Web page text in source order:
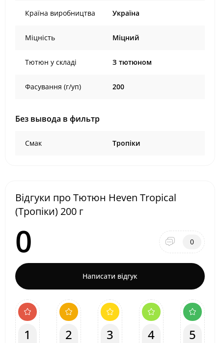
Країна виробництва Україна
Міцність Міцний
Тютюн у складі З тютюном
Фасування (г/уп) 200
Без вывода в фильтр
Смак Тропіки
Відгуки про Тютюн Heven Tropical
(Тропіки) 200 г
0 0
Написати відгук
1 2 3 4 5